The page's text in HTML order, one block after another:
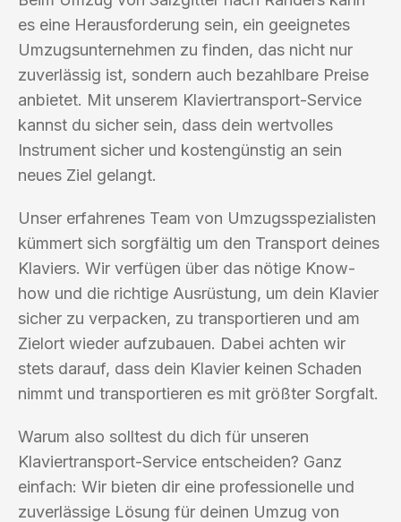
es eine Herausforderung sein, ein geeignetes
Umzugsunternehmen zu finden, das nicht nur
zuverlässig ist, sondern auch bezahlbare Preise
anbietet. Mit unserem Klaviertransport-Service
kannst du sicher sein, dass dein wertvolles
Instrument sicher und kostengünstig an sein
neues Ziel gelangt.
Unser erfahrenes Team von Umzugsspezialisten
kümmert sich sorgfältig um den Transport deines
Klaviers. Wir verfügen über das nötige Know-
how und die richtige Ausrüstung, um dein Klavier
sicher zu verpacken, zu transportieren und am
Zielort wieder aufzubauen. Dabei achten wir
stets darauf, dass dein Klavier keinen Schaden
nimmt und transportieren es mit größter Sorgfalt.
Warum also solltest du dich für unseren
Klaviertransport-Service entscheiden? Ganz
einfach: Wir bieten dir eine professionelle und
zuverlässige Lösung für deinen Umzug von